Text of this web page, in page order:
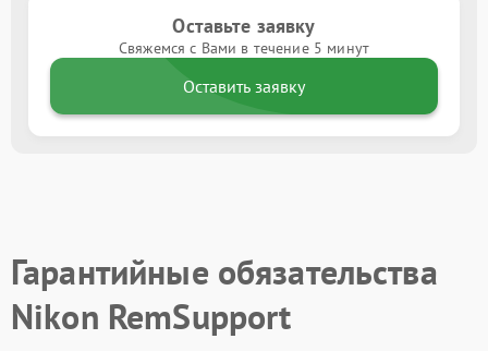
Оставьте заявку
Свяжемся с Вами в течение 5 минут
Оставить заявку
Гарантийные обязательства
Nikon RemSupport